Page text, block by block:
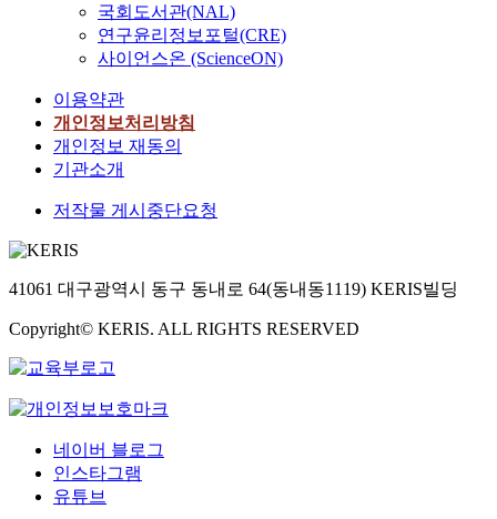
국회도서관(NAL)
연구윤리정보포털(CRE)
사이언스온 (ScienceON)
이용약관
개인정보처리방침
개인정보 재동의
기관소개
저작물 게시중단요청
41061 대구광역시 동구 동내로 64(동내동1119) KERIS빌딩
Copyright© KERIS. ALL RIGHTS RESERVED
네이버 블로그
인스타그램
유튜브